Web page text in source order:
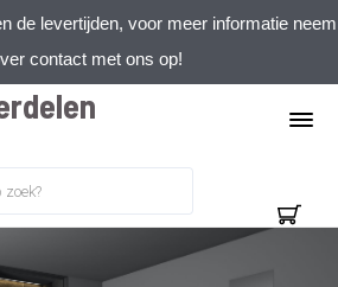
de levertijden, voor meer informatie neem
contact met ons op!